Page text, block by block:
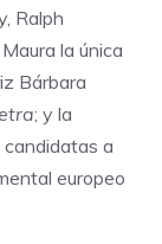
Ralph
la única
Bárbara
; y la
a
europeo